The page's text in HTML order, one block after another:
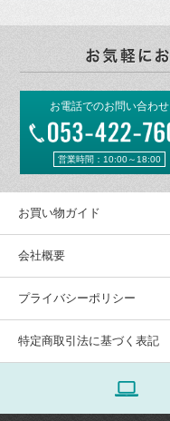
お電話でのお問い合わせ
営業時間：10:00～18:00
お買い物ガイド
会社概要
プライバシーポリシー
特定商取引法に基づく表記